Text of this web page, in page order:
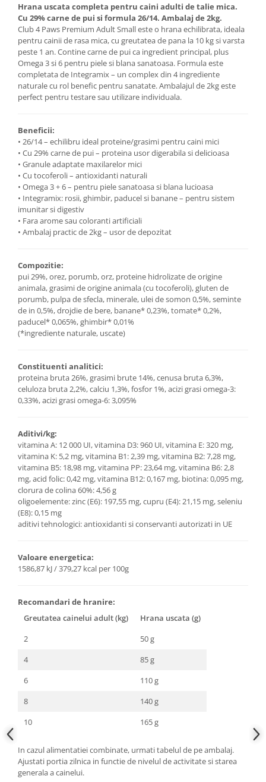
Hrana uscata completa pentru caini adulti de talie mica.
Cu 29% carne de pui si formula 26/14. Ambalaj de 2kg.
Club 4 Paws Premium Adult Small este o hrana echilibrata, ideala
pentru cainii de rasa mica, cu greutatea de pana la 10 kg si varsta
peste 1 an. Contine carne de pui ca ingredient principal, plus
Omega 3 si 6 pentru piele si blana sanatoasa. Formula este
completata de Integramix – un complex din 4 ingrediente
naturale cu rol benefic pentru sanatate. Ambalajul de 2kg este
perfect pentru testare sau utilizare individuala.
Beneficii:
• 26/14 – echilibru ideal proteine/grasimi pentru caini mici
• Cu 29% carne de pui – proteina usor digerabila si delicioasa
• Granule adaptate maxilarelor mici
• Cu tocoferoli – antioxidanti naturali
• Omega 3 + 6 – pentru piele sanatoasa si blana lucioasa
• Integramix: rosii, ghimbir, paducel si banane – pentru sistem
imunitar si digestiv
• Fara arome sau coloranti artificiali
• Ambalaj practic de 2kg – usor de depozitat
Compozitie:
pui 29%, orez, porumb, orz, proteine hidrolizate de origine
animala, grasimi de origine animala (cu tocoferoli), gluten de
porumb, pulpa de sfecla, minerale, ulei de somon 0,5%, seminte
de in 0,5%, drojdie de bere, banane* 0,23%, tomate* 0,2%,
paducel* 0,065%, ghimbir* 0,01%
(*ingrediente naturale, uscate)
Constituenti analitici:
proteina bruta 26%, grasimi brute 14%, cenusa bruta 6,3%,
celuloza bruta 2,2%, calciu 1,3%, fosfor 1%, acizi grasi omega-3:
0,33%, acizi grasi omega-6: 3,095%
Aditivi/kg:
vitamina A: 12 000 UI, vitamina D3: 960 UI, vitamina E: 320 mg,
vitamina K: 5,2 mg, vitamina B1: 2,39 mg, vitamina B2: 7,28 mg,
vitamina B5: 18,98 mg, vitamina PP: 23,64 mg, vitamina B6: 2,8
mg, acid folic: 0,42 mg, vitamina B12: 0,167 mg, biotina: 0,095 mg,
clorura de colina 60%: 4,56 g
oligoelemente: zinc (E6): 197,55 mg, cupru (E4): 21,15 mg, seleniu
(E8): 0,15 mg
aditivi tehnologici: antioxidanti si conservanti autorizati in UE
Valoare energetica:
1586,87 kJ / 379,27 kcal per 100g
Recomandari de hranire:
Greutatea cainelui adult (kg)
Hrana uscata (g)
2
50 g
4
85 g
6
110 g
8
140 g
10
165 g
In cazul alimentatiei combinate, urmati tabelul de pe ambalaj.
Ajustati portia zilnica in functie de nivelul de activitate si starea
generala a cainelui.